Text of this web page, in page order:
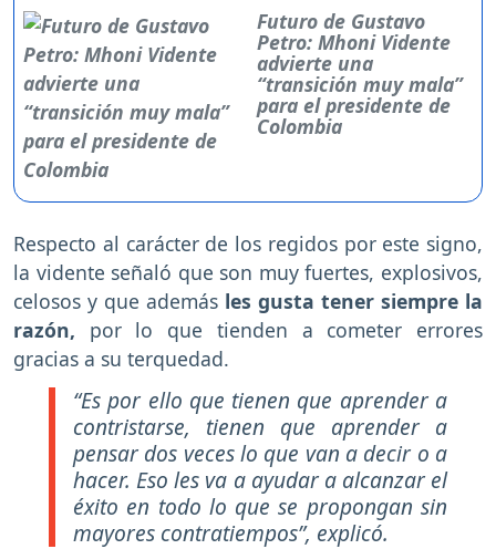
Futuro de Gustavo
Petro: Mhoni Vidente
advierte una
“transición muy mala”
para el presidente de
Colombia
Respecto al carácter de los regidos por este signo,
la vidente señaló que son muy fuertes, explosivos,
celosos y que además les gusta tener siempre la
razón, por lo que tienden a cometer errores
gracias a su terquedad.
“Es por ello que tienen que aprender a
contristarse, tienen que aprender a
pensar dos veces lo que van a decir o a
hacer. Eso les va a ayudar a alcanzar el
éxito en todo lo que se propongan sin
mayores contratiempos”, explicó.